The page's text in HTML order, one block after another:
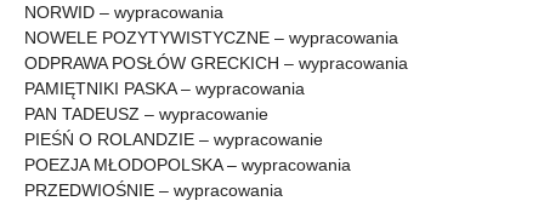
NORWID – wypracowania
NOWELE POZYTYWISTYCZNE – wypracowania
ODPRAWA POSŁÓW GRECKICH – wypracowania
PAMIĘTNIKI PASKA – wypracowania
PAN TADEUSZ – wypracowanie
PIEŚŃ O ROLANDZIE – wypracowanie
POEZJA MŁODOPOLSKA – wypracowania
PRZEDWIOŚNIE – wypracowania